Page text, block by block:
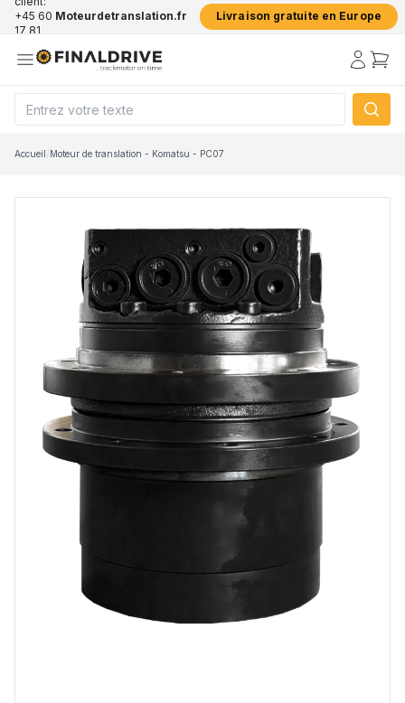
+45 60
17 81
Moteurdetranslation.fr Livraison gratuite en Europe
Accueil/Moteur de translation - Komatsu - PC07